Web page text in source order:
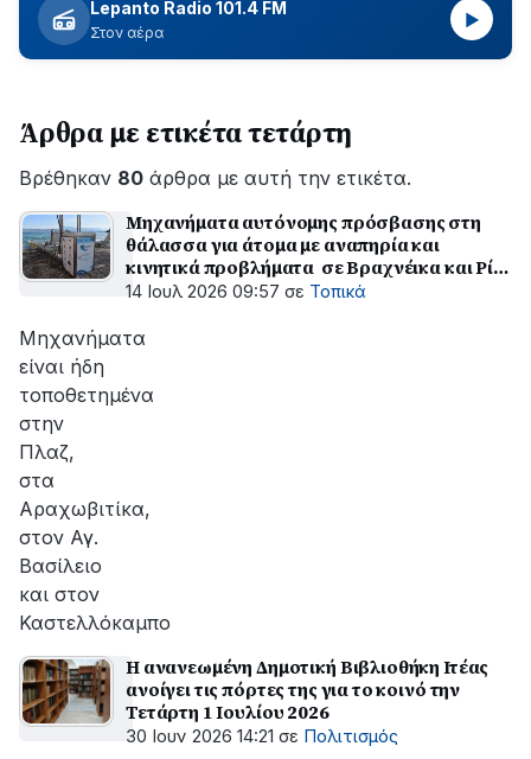
δύο
ώρες
εξέλιξη
οι
εργασίες
ΔΕΔΔΗΕ
για
την
της
βλάβης
Lepanto Radio 101.4 FM
Στον αέρα
▶
Άρθρα με ετικέτα τετάρτη
Βρέθηκαν 80 άρθρα με αυτή την ετικέτα.
Μηχανήματα αυτόνομης πρόσβασης στη
θάλασσα για άτομα με αναπηρία και
κινητικά προβλήματα σε Βραχνέικα και Ρίο
Πατρών
14 Ιουλ 2026 09:57 σε Τοπικά
Μηχανήματα
είναι ήδη
τοποθετημένα
στην
Πλαζ,
στα
Αραχωβιτίκα,
στον Αγ.
Βασίλειο
και στον
Καστελλόκαμπο
Η ανανεωμένη Δημοτική Βιβλιοθήκη Ιτέας
ανοίγει τις πόρτες της για το κοινό την
Τετάρτη 1 Ιουλίου 2026
30 Ιουν 2026 14:21 σε Πολιτισμός